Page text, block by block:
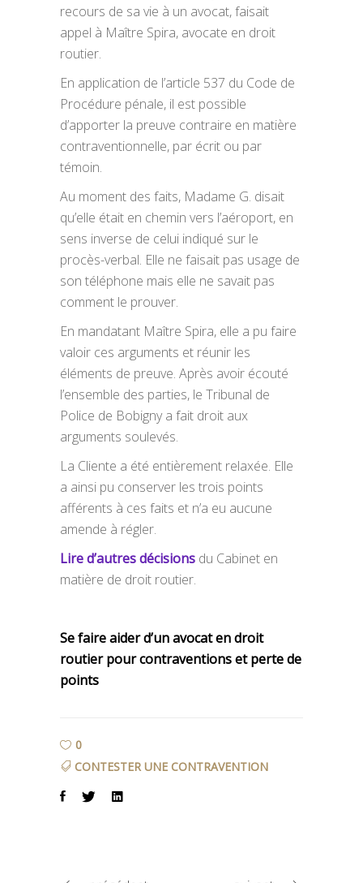
recours de sa vie à un avocat, faisait
appel à Maître Spira, avocate en droit
routier.
En application de l’article 537 du Code de
Procédure pénale, il est possible
d’apporter la preuve contraire en matière
contraventionnelle, par écrit ou par
témoin.
Au moment des faits, Madame G. disait
qu’elle était en chemin vers l’aéroport, en
sens inverse de celui indiqué sur le
procès-verbal. Elle ne faisait pas usage de
son téléphone mais elle ne savait pas
comment le prouver.
En mandatant Maître Spira, elle a pu faire
valoir ces arguments et réunir les
éléments de preuve. Après avoir écouté
l’ensemble des parties, le Tribunal de
Police de Bobigny a fait droit aux
arguments soulevés.
La Cliente a été entièrement relaxée. Elle
a ainsi pu conserver les trois points
afférents à ces faits et n’a eu aucune
amende à régler.
Lire d’autres décisions du Cabinet en
matière de droit routier.
Se faire aider d’un avocat en droit
routier pour contraventions et perte de
points
0
CONTESTER UNE CONTRAVENTION